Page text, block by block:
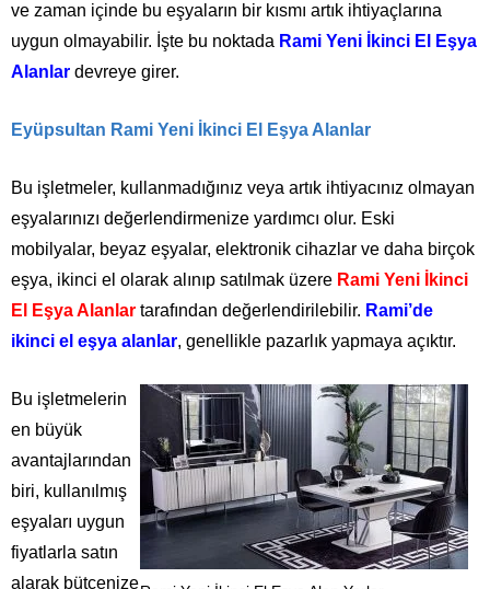
ve zaman içinde bu eşyaların bir kısmı artık ihtiyaçlarına
uygun olmayabilir. İşte bu noktada Rami Yeni İkinci El Eşya
Alanlar devreye girer.
Eyüpsultan Rami Yeni İkinci El Eşya Alanlar
Bu işletmeler, kullanmadığınız veya artık ihtiyacınız olmayan
eşyalarınızı değerlendirmenize yardımcı olur. Eski
mobilyalar, beyaz eşyalar, elektronik cihazlar ve daha birçok
eşya, ikinci el olarak alınıp satılmak üzere Rami Yeni İkinci
El Eşya Alanlar tarafından değerlendirilebilir. Rami’de
ikinci el eşya alanlar, genellikle pazarlık yapmaya açıktır.
Bu işletmelerin
en büyük
avantajlarından
biri, kullanılmış
eşyaları uygun
fiyatlarla satın
alarak bütçenize